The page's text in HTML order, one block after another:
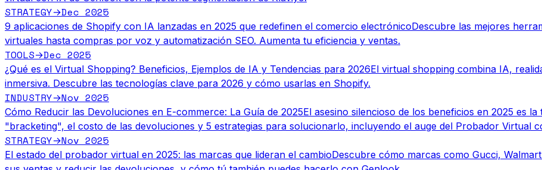
STRATEGY→Dec 2025
9 aplicaciones de Shopify con IA lanzadas en 2025 que redefinen el comercio electrónicoDescubre las mejores
virtuales hasta compras por voz y automatización SEO. Aumenta tu eficiencia y ventas.
TOOLS→Dec 2025
¿Qué es el Virtual Shopping? Beneficios, Ejemplos de IA y Tendencias para 2026El virtual shopping combina IA,
inmersiva. Descubre las tecnologías clave para 2026 y cómo usarlas en Shopify.
INDUSTRY→Nov 2025
Cómo Reducir las Devoluciones en E-commerce: La Guía de 2025El asesino silencioso de los beneficios en 2025 es
"bracketing", el costo de las devoluciones y 5 estrategias para solucionarlo, incluyendo el auge del Probador Virtual
STRATEGY→Nov 2025
El estado del probador virtual en 2025: las marcas que lideran el cambioDescubre cómo marcas como Gucci,